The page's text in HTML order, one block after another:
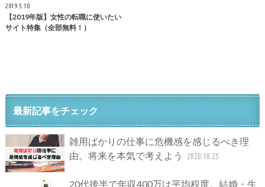
2019.5.10
【2019年版】女性の転職に使いたい
サイト特集（全部無料！）
最新記事をチェック
雑用ばかりの仕事に危機感を感じるべき理
由。将来を本気で考えよう
2020.10.25
20代後半で年収400万は平均程度。結婚・生